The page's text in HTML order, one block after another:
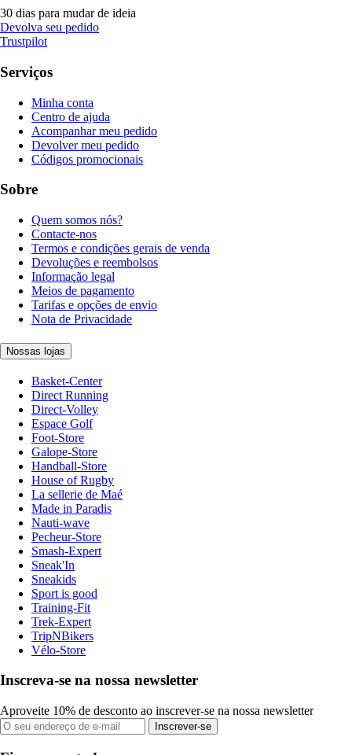
30 dias para mudar de ideia
Devolva seu pedido
Trustpilot
Serviços
Minha conta
Centro de ajuda
Acompanhar meu pedido
Devolver meu pedido
Códigos promocionais
Sobre
Quem somos nós?
Contacte-nos
Termos e condições gerais de venda
Devoluções e reembolsos
Informação legal
Meios de pagamento
Tarifas e opções de envio
Nota de Privacidade
Nossas lojas
Basket-Center
Direct Running
Direct-Volley
Espace Golf
Foot-Store
Galope-Store
Handball-Store
House of Rugby
La sellerie de Maé
Made in Paradis
Nauti-wave
Pecheur-Store
Smash-Expert
Sneak'In
Sneakids
Sport is good
Training-Fit
Trek-Expert
TripNBikers
Vélo-Store
Inscreva-se na nossa newsletter
Aproveite 10% de desconto ao inscrever-se na nossa newsletter
Inscrever-se